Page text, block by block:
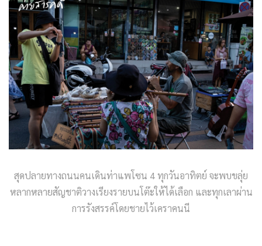
สุดปลายทางถนนคนเดินท่าแพโซน 4 ทุกวันอาทิตย์ จะพบขลุ่ย
หลากหลายสัญชาติวางเรียงรายบนโต๊ะให้ได้เลือก และทุกเลาผ่าน
การรังสรรค์โดยชายไว้เคราคนนี